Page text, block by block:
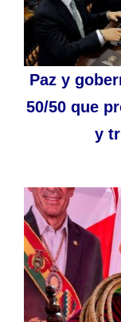
Paz y
50/50 que
y